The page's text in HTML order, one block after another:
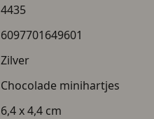
4435
6097701649601
Zilver
Chocolade minihartjes
6,4 x 4,4 cm